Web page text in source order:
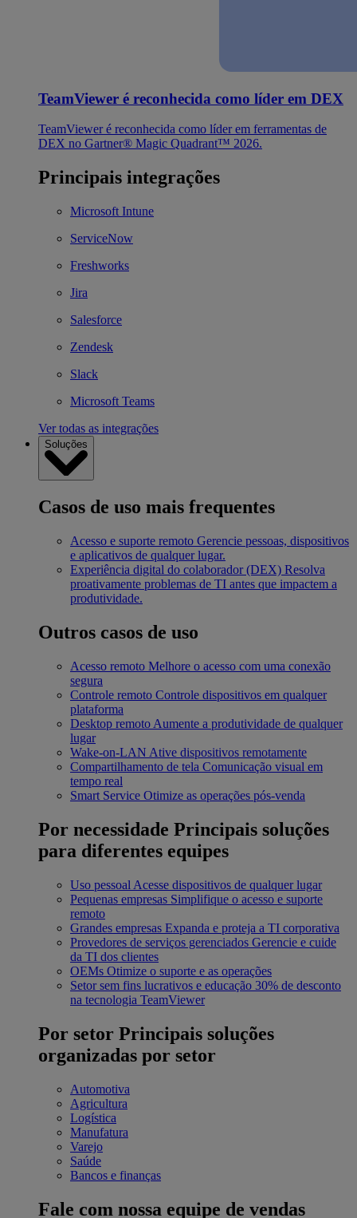
TeamViewer é reconhecida como líder em DEX
TeamViewer é reconhecida como líder em ferramentas de
DEX no Gartner® Magic Quadrant™ 2026.
Principais integrações
Microsoft Intune
ServiceNow
Freshworks
Jira
Salesforce
Zendesk
Slack
Microsoft Teams
Ver todas as integrações
Soluções
Casos de uso mais frequentes
Acesso e suporte remoto Gerencie pessoas, dispositivos
e aplicativos de qualquer lugar.
Experiência digital do colaborador (DEX) Resolva
proativamente problemas de TI antes que impactem a
produtividade.
Outros casos de uso
Acesso remoto Melhore o acesso com uma conexão
segura
Controle remoto Controle dispositivos em qualquer
plataforma
Desktop remoto Aumente a produtividade de qualquer
lugar
Wake-on-LAN Ative dispositivos remotamente
Compartilhamento de tela Comunicação visual em
tempo real
Smart Service Otimize as operações pós-venda
Por necessidade Principais soluções
para diferentes equipes
Uso pessoal Acesse dispositivos de qualquer lugar
Pequenas empresas Simplifique o acesso e suporte
remoto
Grandes empresas Expanda e proteja a TI corporativa
Provedores de serviços gerenciados Gerencie e cuide
da TI dos clientes
OEMs Otimize o suporte e as operações
Setor sem fins lucrativos e educação 30% de desconto
na tecnologia TeamViewer
Por setor Principais soluções
organizadas por setor
Automotiva
Agricultura
Logística
Manufatura
Varejo
Saúde
Bancos e finanças
Fale com nossa equipe de vendas